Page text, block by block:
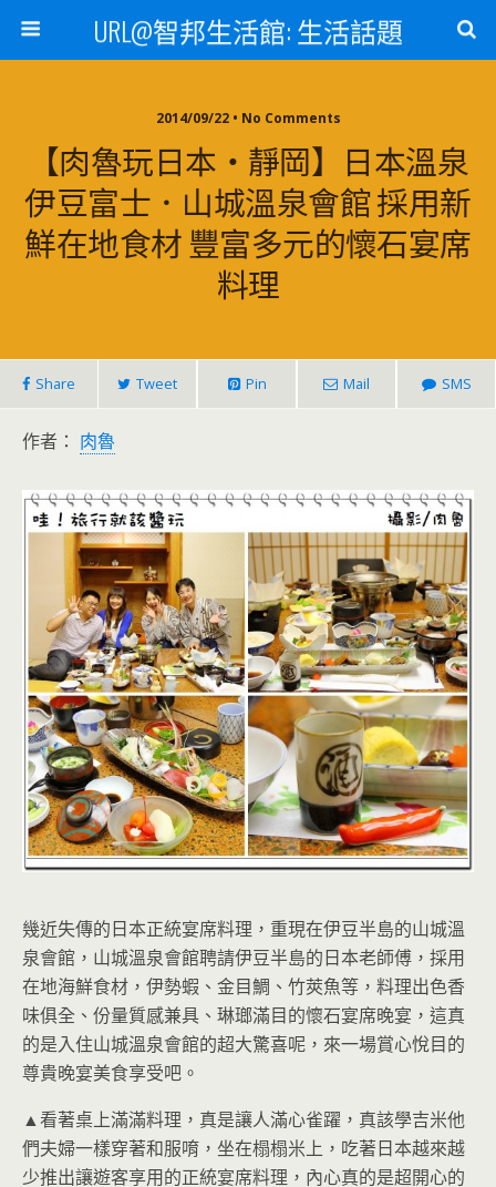
URL@智邦生活館: 生活話題
2014/09/22 • No Comments
【肉魯玩日本‧靜岡】日本溫泉
伊豆富士．山城溫泉會館 採用新
鮮在地食材 豐富多元的懷石宴席
料理
Share Tweet Pin Mail SMS
作者： 肉魯
幾近失傳的日本正統宴席料理，重現在伊豆半島的山城溫
泉會館，山城溫泉會館聘請伊豆半島的日本老師傅，採用
在地海鮮食材，伊勢蝦、金目鯛、竹莢魚等，料理出色香
味俱全、份量質感兼具、琳瑯滿目的懷石宴席晚宴，這真
的是入住山城溫泉會館的超大驚喜呢，來一場賞心悅目的
尊貴晚宴美食享受吧。
▲看著桌上滿滿料理，真是讓人滿心雀躍，真該學吉米他
們夫婦一樣穿著和服唷，坐在榻榻米上，吃著日本越來越
少推出讓遊客享用的正統宴席料理，內心真的是超開心的